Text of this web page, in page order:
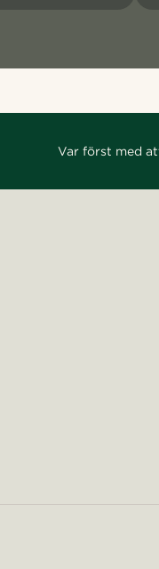
Var först med